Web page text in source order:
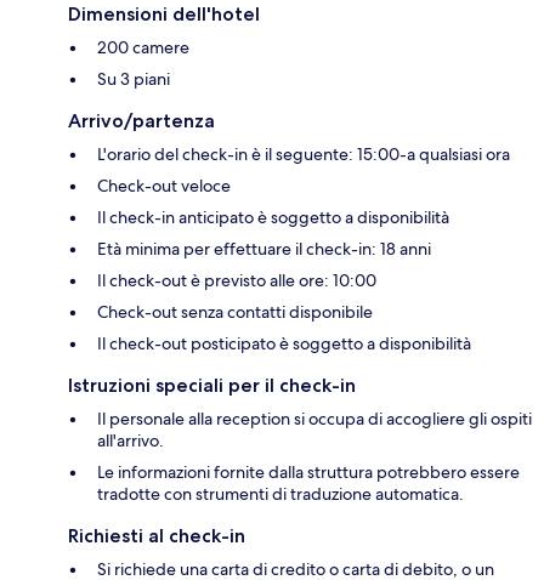
Dimensioni dell'hotel
200 camere
Su 3 piani
Arrivo/partenza
L'orario del check-in è il seguente: 15:00-a qualsiasi ora
Check-out veloce
Il check-in anticipato è soggetto a disponibilità
Età minima per effettuare il check-in: 18 anni
Il check-out è previsto alle ore: 10:00
Check-out senza contatti disponibile
Il check-out posticipato è soggetto a disponibilità
Istruzioni speciali per il check-in
Il personale alla reception si occupa di accogliere gli ospiti
all'arrivo.
Le informazioni fornite dalla struttura potrebbero essere
tradotte con strumenti di traduzione automatica.
Richiesti al check-in
Si richiede una carta di credito o carta di debito, o un